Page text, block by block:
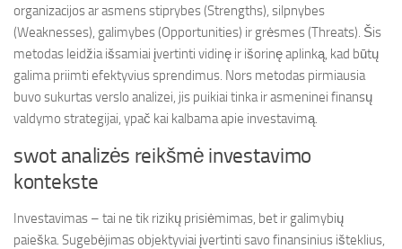
organizacijos ar asmens stiprybes (Strengths), silpnybes
(Weaknesses), galimybes (Opportunities) ir grėsmes (Threats). Šis
metodas leidžia išsamiai įvertinti vidinę ir išorinę aplinką, kad būtų
galima priimti efektyvius sprendimus. Nors metodas pirmiausia
buvo sukurtas verslo analizei, jis puikiai tinka ir asmeninei finansų
valdymo strategijai, ypač kai kalbama apie investavimą.
swot analizės reikšmė investavimo
kontekste
Investavimas – tai ne tik rizikų prisiėmimas, bet ir galimybių
paieška. Sugebėjimas objektyviai įvertinti savo finansinius išteklius,